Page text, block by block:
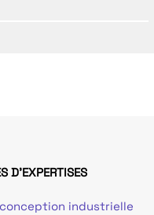
D'EXPERTISES
industrielle